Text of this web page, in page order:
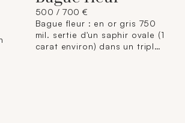
500 / 700 €
Bague fleur : en or gris 750
mil. sertie d'un saphir ovale (1
carat environ) dans un triple